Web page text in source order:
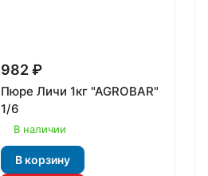
982 ₽
Пюре Личи 1кг "AGROBAR"
1/6
В наличии
В корзину